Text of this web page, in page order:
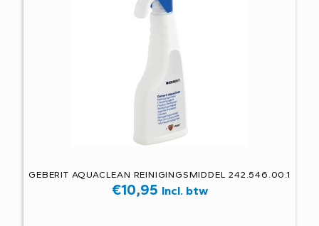
GEBERIT AQUACLEAN REINIGINGSMIDDEL 242.546.00.1
€10,95 Incl. btw